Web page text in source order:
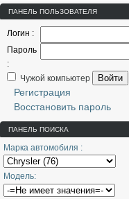
ПАНЕЛЬ ПОЛЬЗОВАТЕЛЯ
Логин :
Пароль
:
Чужой компьютер
Войти
Регистрация
Восстановить пароль
ПАНЕЛЬ ПОИСКА
Марка автомобиля :
Модель: